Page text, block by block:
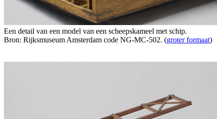
Een detail van een model van een scheepskameel met schip.
Bron: Rijksmuseum Amsterdam code NG-MC-502. (groter formaat)